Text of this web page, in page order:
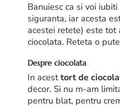
Banuiesc ca si voi
siguranta, iar acesta
acestei retete) este tot
ciocolata. Reteta o
Despre ciocolata
In acesttort de
decor. Si nu m-am
pentru blat, pentru